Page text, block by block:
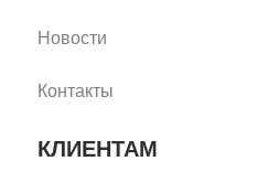
Новости
Контакты
КЛИЕНТАМ